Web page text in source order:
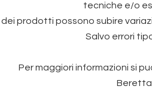
tecniche e/o
dei prodotti possono subire
Salvo errori
Per maggiori informazioni si
Beretta